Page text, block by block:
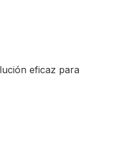
eficaz para